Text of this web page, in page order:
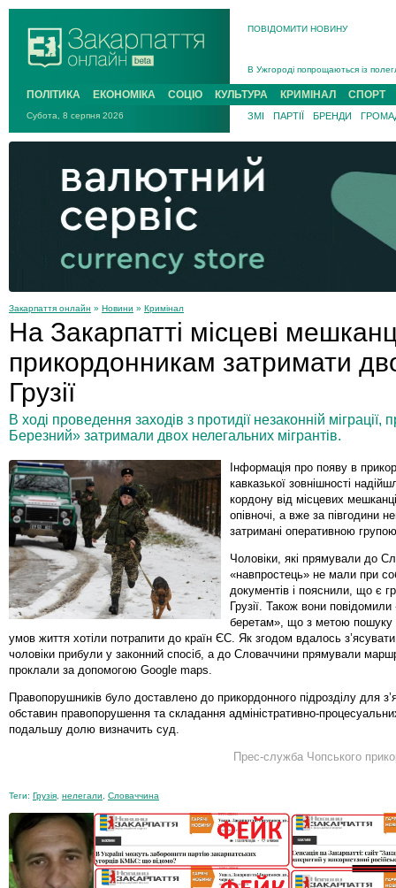
ПОВІДОМИТИ НОВИНУ
В Ужгороді попрощаються із
В Ужгороді 5 серпня
Підтвердили загибель
На війні з рф поліг військовий з
На Хустщині внаслідок ДТП за
Інструктора районного ТЦК на
ПОЛІТИКА ЕКОНОМІКА СОЦІО КУЛЬТУРА КРИМІНАЛ СПОРТ
Субота, 8 серпня 2026 ЗМІ ПАРТІЇ БРЕНДИ
Закарпаття онлайн » Новини » Кримінал
На Закарпатті місцеві
прикордонникам затримати
Грузії
В ході проведення заходів з протидії незаконній
Березний» затримали двох нелегальних мігрантів.
Інформація про появу в
кавказької зовнішності
кордону від місцевих
опівночі, а вже за півгодини
затримані оперативною
Чоловіки, які прямували до
«навпростець» не мали при
документів і пояснили, що є
Грузії. Також вони
беретам», що з метою пошуку
умов життя хотіли потрапити до країн ЄС. Як згодом вдалось
чоловіки прибули у законний спосіб, а до Словаччини прямували
проклали за допомогою Google maps.
Правопорушників було доставлено до прикордонного підрозділу для
обставин правопорушення та складання адміністративно-
подальшу долю визначить суд.
Прес-служба Чопського
Теги: Грузія нелегали Словаччина